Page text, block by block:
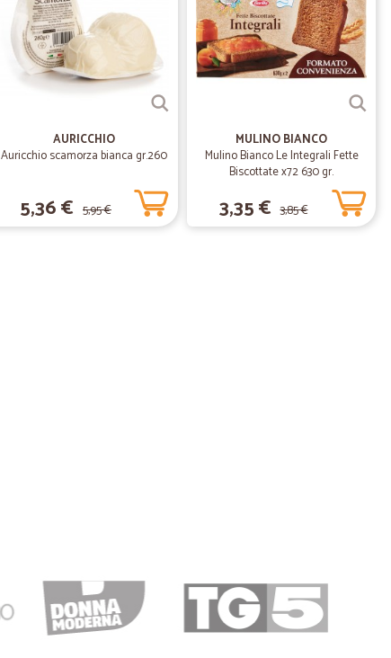
AURICCHIO
Auricchio scamorza bianca gr.260
5,36 € 5,95 €
MULINO BIANCO
Mulino Bianco Le Integrali Fette
Biscottate x72 630 gr.
3,35 € 3,85 €